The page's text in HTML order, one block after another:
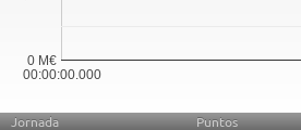
00:00:00.000
0 M€
Jornada Puntos